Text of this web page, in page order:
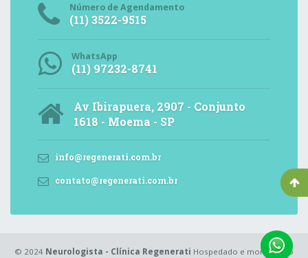
Número de Agendamento
(11) 3522-9515
WhatsApp
(11) 97232-8741
Av Ibirapuera, 2907 - Conjunto
1618 - Moema - SP
info@regenerati.com.br
contato@regenerati.com.br
© 2024 Neurologista - Clínica Regenerati Hospedado e monitorado